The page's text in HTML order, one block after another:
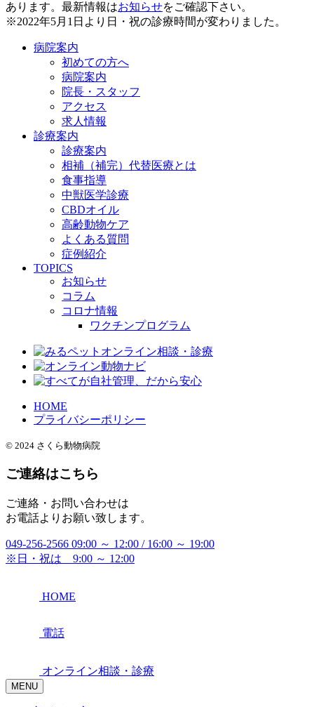
あります。最新情報はお知らせをご確認下さい。
※2022年5月1日より日・祝の診療時間が変わりました。
病院案内
初めての方へ
病院案内
院長・スタッフ
アクセス
求人情報
診療案内
診療案内
相補（補完）代替医療とは
食事指導
中獣医学診療
CBDオイル
高齢動物ケア
よくある質問
症例紹介
TOPICS
お知らせ
コラム
コロナ情報
ワクチンプログラム
HOME
プライバシーポリシー
© 2024 さくら動物病院
ご連絡はこちら
ご連絡・お問い合わせは
お電話よりお願い致します。
049-256-2566 09:00 ～ 12:00 / 16:00 ～ 19:00
※日・祝は 9:00 ～ 12:00
HOME
電話
オンライン相談・診療
MENU